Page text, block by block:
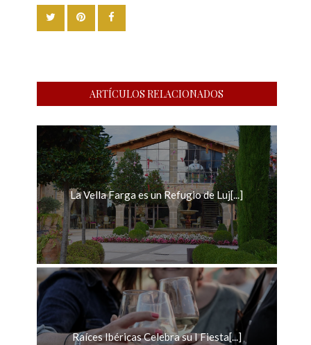
ARTÍCULOS RELACIONADOS
La Vella Farga es un Refugio de Luj[...]
Raíces Ibéricas Celebra su I Fiesta[...]